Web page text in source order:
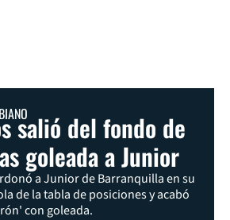
salió del fondo de
goleada a Junior
a Junior de Barranquilla en su
de la tabla de posiciones y acabó
con goleada.